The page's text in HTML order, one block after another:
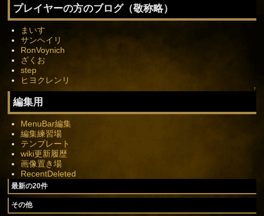
プレイヤーの方のブログ（敬称略）
まいす
サンヘイリ
RonVoynich
ざくお
step
ヒヨクレンリ
↑
編集用
MenuBar編集
編集練習場
テンプレート
wiki更新履歴
画像置き場
RecentDeleted
最新の20件
その他